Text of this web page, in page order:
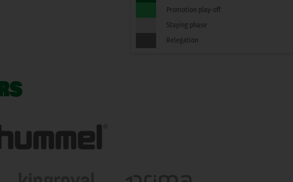
Promotion play-off
Staying phase
Relegation